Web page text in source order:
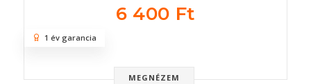
6 400 Ft
MEGNÉZEM
1 év garancia